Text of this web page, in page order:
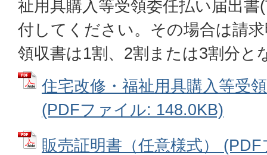
祉用具購入等受領委任払い届出書
付してください。その場合は請
領収書は1割、2割または3割分と
住宅改修・福祉用具購入等受
(PDFファイル: 148.0KB)
販売証明書（任意様式）